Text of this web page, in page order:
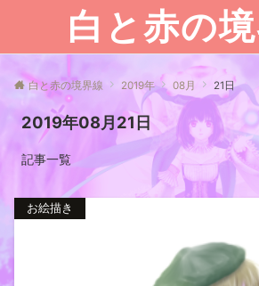
白と赤の
白と赤の境界線 2019年 08月 21日
2019年08月21日
記事一覧
お絵描き